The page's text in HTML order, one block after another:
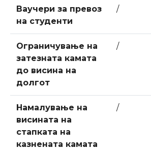
Ваучери за превоз
на студенти
/
Ограничување на
затезната камата
до висина на
долгот
/
Намалување на
висината на
стапката на
казнената камата
/